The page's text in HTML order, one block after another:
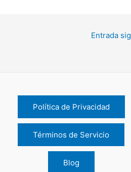
Entrada
Política de Privacidad
Términos de Servicio
Blog